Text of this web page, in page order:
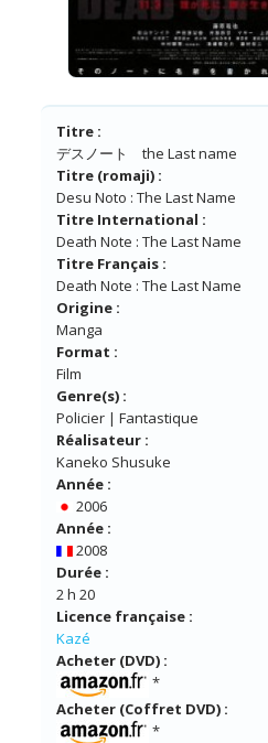
Titre :
デスノート the Last name
Titre (romaji) :
Desu Noto : The Last Name
Titre International :
Death Note : The Last Name
Titre Français :
Death Note : The Last Name
Origine :
Manga
Format :
Film
Genre(s) :
Policier | Fantastique
Réalisateur :
Kaneko Shusuke
Année :
2006
Année :
2008
Durée :
2 h 20
Licence française :
Kazé
Acheter (DVD) :
*
Acheter (Coffret DVD) :
*